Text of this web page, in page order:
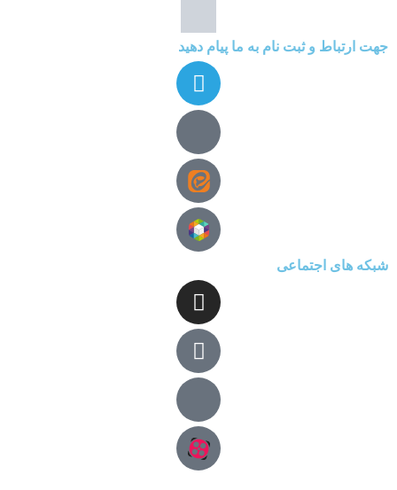
جهت ارتباط و ثبت نام به ما پیام دهید
شبکه های اجتماعی